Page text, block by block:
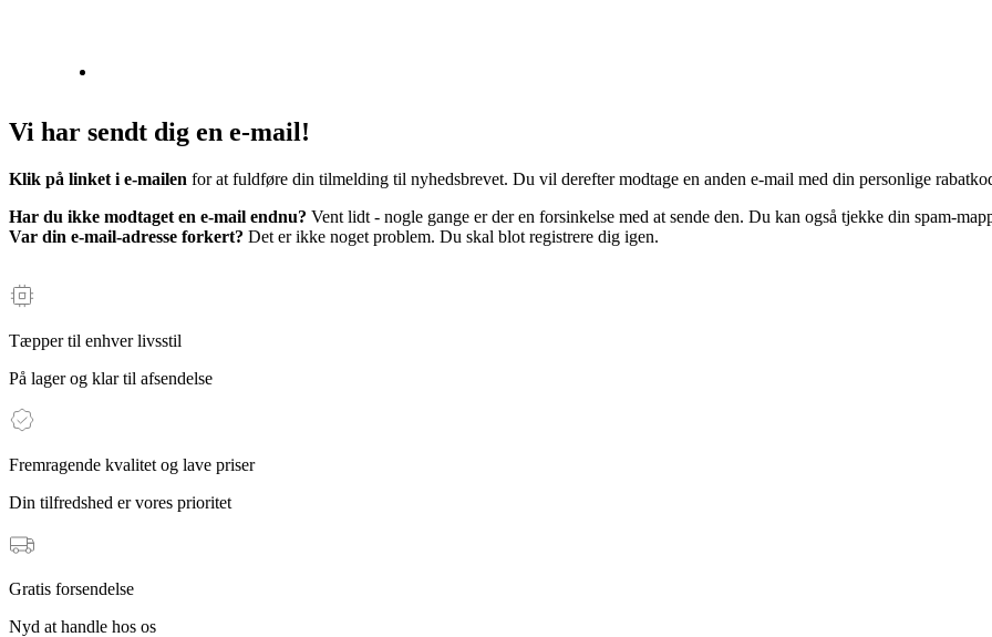
Vi har sendt dig en e-mail!
Klik på linket i e-mailen for at fuldføre din tilmelding til nyhedsbrevet. Du vil derefter modtage en anden e-mail med din personlige
Har du ikke modtaget en e-mail endnu? Vent lidt - nogle gange er der en forsinkelse med at sende den. Du kan også tjekke din spam-
Var din e-mail-adresse forkert? Det er ikke noget problem. Du skal blot registrere dig igen.
Tæpper til enhver livsstil
På lager og klar til afsendelse
Fremragende kvalitet og lave priser
Din tilfredshed er vores prioritet
Gratis forsendelse
Nyd at handle hos os